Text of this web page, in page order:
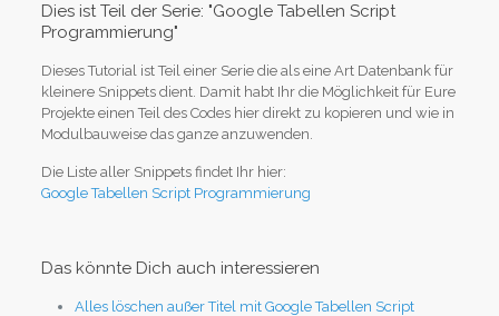
Dies ist Teil der Serie: "Google Tabellen Script
Programmierung"
Dieses Tutorial ist Teil einer Serie die als eine Art Datenbank für
kleinere Snippets dient. Damit habt Ihr die Möglichkeit für Eure
Projekte einen Teil des Codes hier direkt zu kopieren und wie in
Modulbauweise das ganze anzuwenden.
Die Liste aller Snippets findet Ihr hier:
Google Tabellen Script Programmierung
Das könnte Dich auch interessieren
Alles löschen außer Titel mit Google Tabellen Script